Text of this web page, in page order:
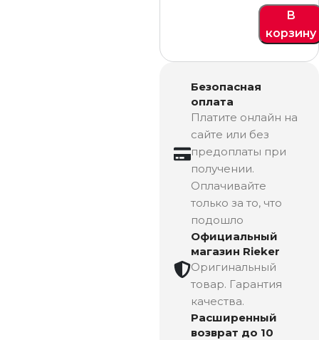
В
корзину
Безопасная
оплата
Платите онлайн на
сайте или без
предоплаты при
получении.
Оплачивайте
только за то, что
подошло
Официальный
магазин Rieker
Оригинальный
товар. Гарантия
качества.
Расширенный
возврат до 10